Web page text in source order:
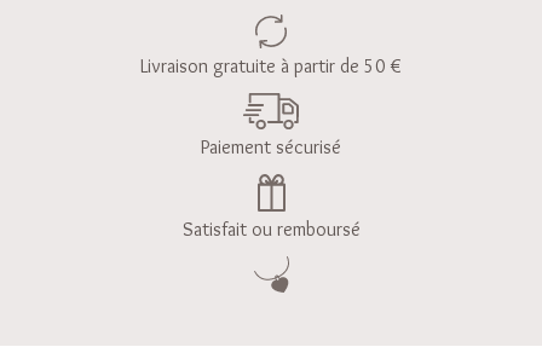
Livraison gratuite à partir de 50 €
Paiement sécurisé
Satisfait ou remboursé